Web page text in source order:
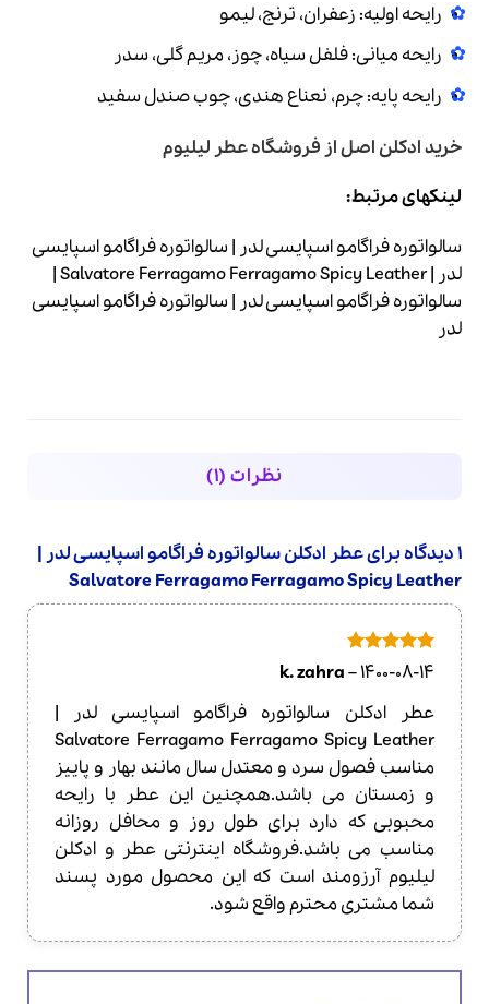
رایحه اولیه: زعفران، ترنج، لیمو
رایحه میانی: فلفل سیاه، چوز، مریم گلی، سدر
رایحه پایه: چرم، نعناع هندی، چوب صندل سفید
خرید ادکلن اصلاز فروشگاه عطر لیلیوم
لینکهای مرتبط:
سالواتوره فراگامو اسپایسی لدر | سالواتوره فراگامو اسپایسی
لدر | Salvatore Ferragamo Ferragamo Spicy Leather |
سالواتوره فراگامو اسپایسی لدر | سالواتوره فراگامو اسپایسی
لدر
نظرات (1)
1 دیدگاه برای
عطر ادکلن سالواتوره فراگامو اسپایسی لدر |
Salvatore Ferragamo Ferragamo Spicy Leather
امتیاز
از
5
k. zahra–1400-08-14
عطر ادکلن سالواتوره فراگامو اسپایسی لدر |
Salvatore Ferragamo Ferragamo Spicy Leather
مناسب فصول سرد و معتدل سال مانند بهار و پاییز
و زمستان می باشد.همچنین این عطر با رایحه
محبوبی که دارد برای طول روز و محافل روزانه
مناسب می باشد.فروشگاه اینترنتی عطر و ادکلن
لیلیوم آرزومند است که این محصول مورد پسند
شما مشتری محترم واقع شود.